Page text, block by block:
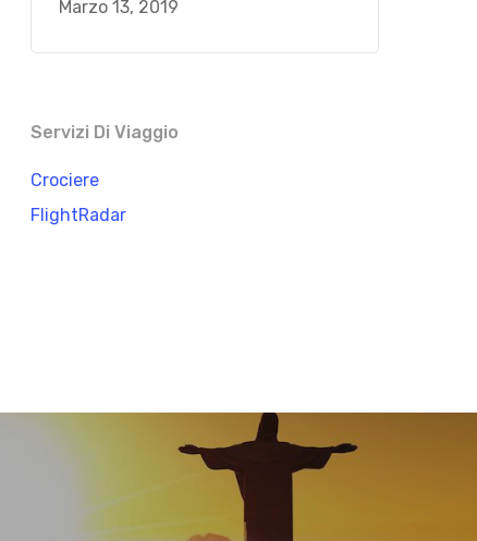
Marzo 13, 2019
Servizi Di Viaggio
Crociere
FlightRadar